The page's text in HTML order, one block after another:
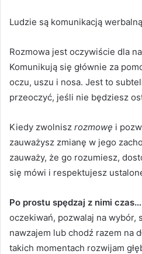
Ludzie są komunikacją
Rozmowa jest oczywiście dla
Komunikują się głównie za
oczu, uszu i nosa. Jest to
przeoczyć, jeśli nie będziesz
Kiedy zwolnisz rozmowę i
zauważysz zmianę w jego
zauważy, że go rozumiesz,
się mówi i respektujesz
Po prostu spędzaj z nimi czas…
oczekiwań, pozwalaj na wybór,
nawzajem lub chodź razem na
takich momentach rozwijam